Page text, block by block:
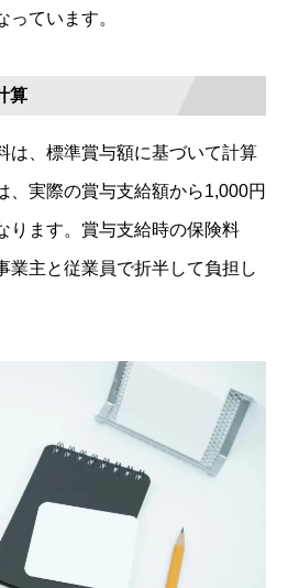
ています。
算
は、標準賞与額に基づいて計算
、実際の賞与支給額から1,000円
ります。賞与支給時の保険料
業主と従業員で折半して負担し